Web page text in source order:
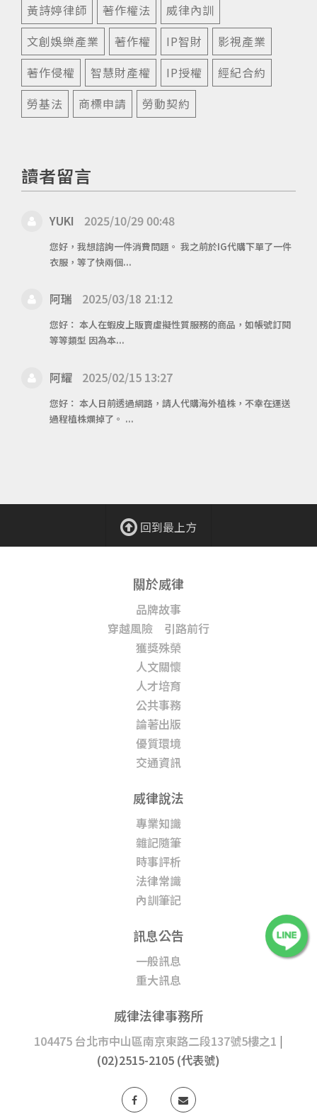
黃詩婷律師
著作權法
威律內訓
文創娛樂產業
著作權 IP智財
影視產業
著作侵權
智慧財產權 IP授權
經紀合約
勞基法
商標申請 勞動契約
讀者留言
YUKI 2025/10/29 00:48
您好，我想諮詢一件消費問題。 我之前於IG代購下單了一件
衣服，等了快兩個...
阿瑞 2025/03/18 21:12
您好： 本人在蝦皮上販賣虛擬性質服務的商品，如帳號訂閱
等等類型 因為本...
阿耀 2025/02/15 13:27
您好： 本人日前透過網路，請人代購海外植株，不幸在運送
過程植株爛掉了。 ...
回到最上方
關於威律
品牌故事
穿越風險 引路前行
獲獎殊榮
人文關懷
人才培育
公共事務
論著出版
優質環境
交通資訊
威律說法
專業知識
雜記隨筆
時事評析
法律常識
內訓筆記
訊息公告
一般訊息
重大訊息
威律法律事務所
104475 台北市中山區南京東路二段137號5樓之1 |
(02)2515-2105 (代表號)